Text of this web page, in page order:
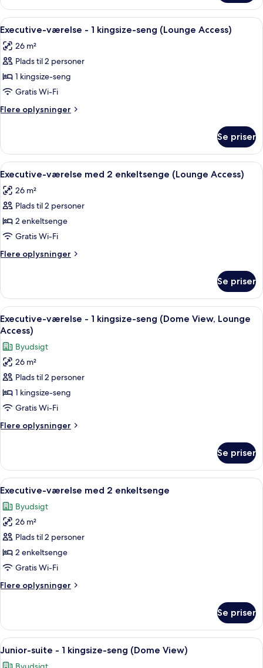
værelse
med
2
Indlæs
alle
billeder
af
Executive-
værelse
-
1
seng
(Lounge
Access)
Et hotelværelse med en stor seng,
4
Executive-værelse - 1 kingsize-seng (Lounge Access)
26 m²
Plads til 2 personer
1 kingsize-seng
Gratis Wi-Fi
Flere oplysninger
Flere
værelse
1
seng
(Lounge
Se priser
Indlæs
alle
billeder
af
Executive-
værelse
med
2
(Lounge
Access)
Et hotelværelse med to senge, et
5
Executive-værelse med 2 enkeltsenge (Lounge Access)
26 m²
Plads til 2 personer
2 enkeltsenge
Gratis Wi-Fi
Flere oplysninger
Flere
værelse
med
2
enkeltsenge
(Lounge
Access)
Se priser
Indlæs
alle
billeder
af
Executive-
værelse
-
1
kingsize-
seng
View,
Lounge
Access)
Et hotelværelse med en stor seng,
5
Executive-værelse - 1 kingsize-seng (Dome View, Lounge
Access)
Byudsigt
26 m²
Plads til 2 personer
1 kingsize-seng
Gratis Wi-Fi
Flere oplysninger
Flere
værelse
1
seng
(Dome
Lounge
Access)
Se priser
Indlæs
alle
billeder
af
Executive-
værelse
med
enkeltsenge
Et hotelværelse med to senge, et
5
Executive-værelse med 2 enkeltsenge
Byudsigt
26 m²
Plads til 2 personer
2 enkeltsenge
Gratis Wi-Fi
Flere oplysninger
Flere
værelse
med
2
Se priser
Indlæs
alle
Et hotelværelse med seng, sofa,
6
Junior-suite - 1 kingsize-seng (Dome View)